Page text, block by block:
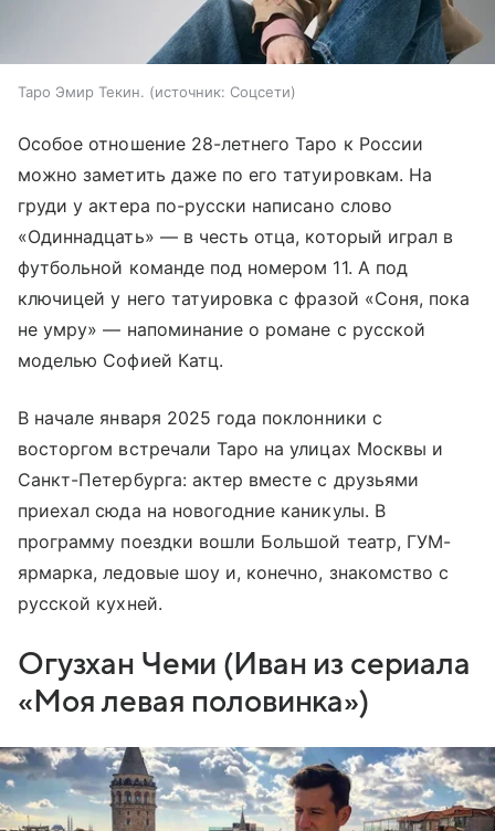
Таро Эмир Текин. источник: Соцсети
Особое отношение 28-летнего Таро к России
можно заметить даже по его татуировкам. На
груди у актера по-русски написано слово
«Одиннадцать» — в честь отца, который играл в
футбольной команде под номером 11. А под
ключицей у него татуировка с фразой «Соня, пока
не умру» — напоминание о романе с русской
моделью Софией Катц.
В начале января 2025 года поклонники с
восторгом встречали Таро на улицах Москвы и
Санкт-Петербурга: актер вместе с друзьями
приехал сюда на новогодние каникулы. В
программу поездки вошли Большой театр, ГУМ-
ярмарка, ледовые шоу и, конечно, знакомство с
русской кухней.
Огузхан Чеми (Иван из сериала
«Моя левая половинка»)